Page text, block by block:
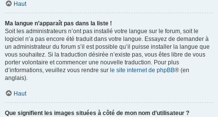
Haut
Ma langue n’apparaît pas dans la liste !
Soit les administrateurs n’ont pas installé votre langue sur le forum, soit le
logiciel n’a pas encore été traduit dans votre langue. Essayez de demander à
un administrateur du forum s’il est possible qu’il puisse installer la langue que
vous souhaitez. Si la traduction désirée n’existe pas, vous êtes libre de vous
porter volontaire et commencer une nouvelle traduction. Pour plus
d’informations, veuillez vous rendre sur le site internet de phpBB® (en
anglais).
Haut
Que signifient les images situées à côté de mon nom d’utilisateur ?